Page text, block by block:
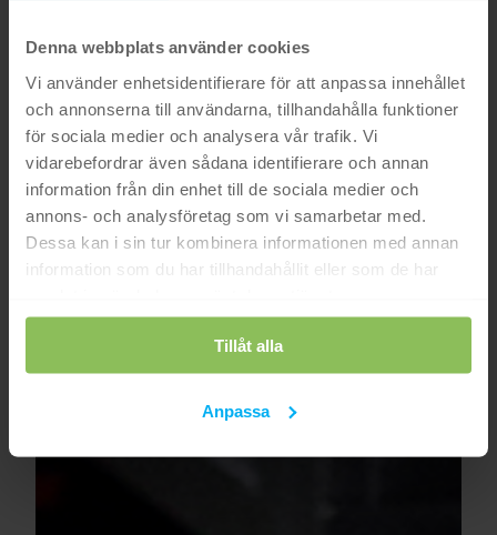
Denna webbplats använder cookies
Vi använder enhetsidentifierare för att anpassa innehållet
och annonserna till användarna, tillhandahålla funktioner
för sociala medier och analysera vår trafik. Vi
vidarebefordrar även sådana identifierare och annan
information från din enhet till de sociala medier och
annons- och analysföretag som vi samarbetar med.
Dessa kan i sin tur kombinera informationen med annan
information som du har tillhandahållit eller som de har
Tillåt alla
Anpassa